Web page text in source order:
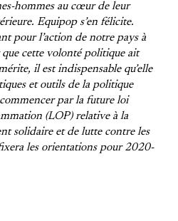
hommes au cœur de leur
Equipop s’en félicite.
pour l’action de notre pays à
cette volonté politique ait
il est indispensable qu’elle
et outils de la politique
par la future loi
(LOP) relative à la
solidaire et de lutte contre les
les orientations pour 2020-